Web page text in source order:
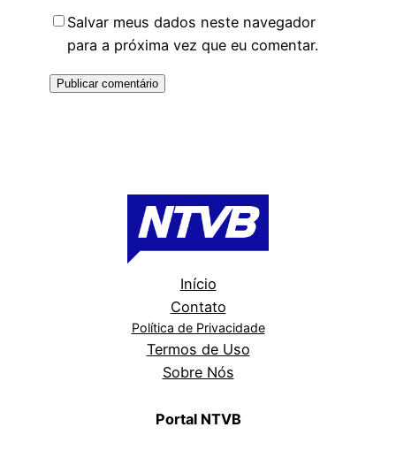
Salvar meus dados neste navegador
para a próxima vez que eu comentar.
Início
Contato
Política de Privacidade
Termos de Uso
Sobre Nós
Portal NTVB